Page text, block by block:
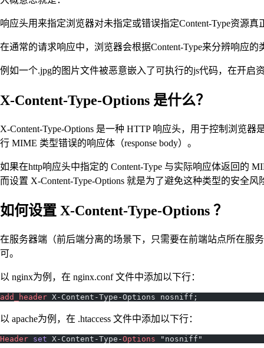
响应头用来指定浏览器对未指定或错误指定Content-Type资源
在通常的请求响应中，浏览器会根据Content-Type来分辨响应
例如一个.jpg的图片文件被恶意嵌入了可执行的js代码，在开
X-Content-Type-Options 是什么？
X-Content-Type-Options 是一种 HTTP 响应头，用于控制浏览
行 MIME 类型错误的响应体（response body）。
如果在http响应头中指定的 Content-Type 与实际响应体返回的
而设置 X-Content-Type-Options 就是为了避免这种类型的安全风
如何设置 X-Content-Type-Options ？
在服务器端（前后端分离的场景下，只需要在前端站点所在服
可。
以 nginx为例，在 nginx.conf 文件中添加以下行：
add_header X-Content-Type-Options nosniff;
以 apache为例，在 .htaccess 文件中添加以下行：
Header set X-Content-Type-Options "nosniff"